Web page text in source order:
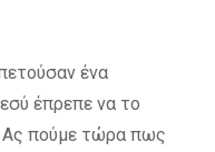
ένα
έπρεπε να το
Ας πούμε τώρα πως